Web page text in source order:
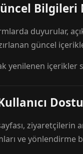
Bilgileri
duyurular,
güncel
yenilenen içerikler
ziyaretçilerin
ve yönlendirme